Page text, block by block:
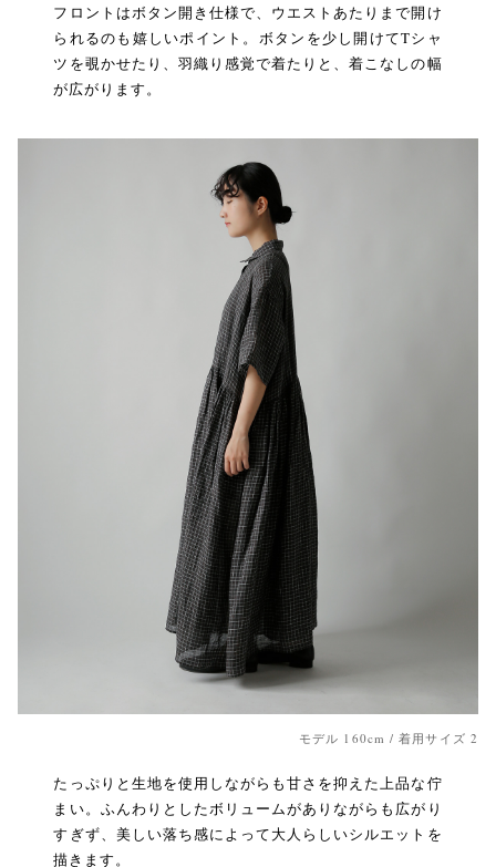
フロントはボタン開き仕様で、ウエストあたりまで開け
られるのも嬉しいポイント。ボタンを少し開けてTシャ
ツを覗かせたり、羽織り感覚で着たりと、着こなしの幅
が広がります。
モデル 160cm / 着用サイズ 2
たっぷりと生地を使用しながらも甘さを抑えた上品な佇
まい。ふんわりとしたボリュームがありながらも広がり
すぎず、美しい落ち感によって大人らしいシルエットを
描きます。